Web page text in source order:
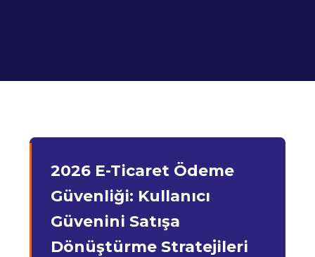
2026 E-Ticaret Ödeme
Güvenliği: Kullanıcı
Güvenini Satışa
Dönüştürme Stratejileri